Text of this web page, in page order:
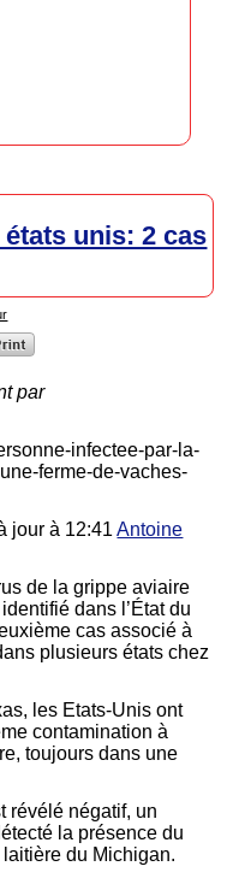
unis: 2 cas
par
infectee-par-la-
ferme-de-vaches-
jour à 12:41Antoine
de la grippe aviaire
dans l’État du
cas associé à
plusieurs états chez
les Etats-Unis ont
contamination à
toujours dans une
révélé négatif, un
la présence du
du Michigan.